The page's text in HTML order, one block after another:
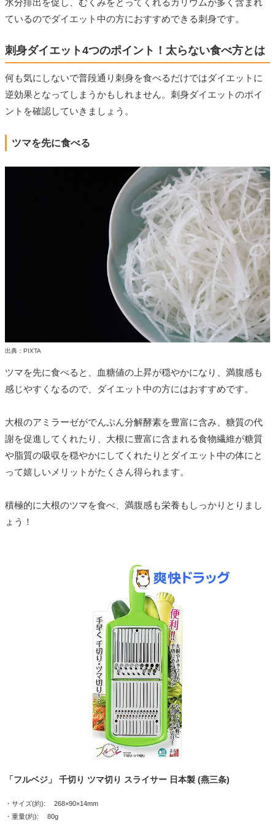
水分排出を促し、むくみをとってくれるカリウムが多く含まれ
ているのでダイエット中の方におすすめできる刺身です。
刺身ダイエット4つのポイント！太らない食べ方とは
何も気にしないで普段通り刺身を食べるだけではダイエットに
逆効果となってしまうかもしれません。刺身ダイエットのポイ
ントを確認していきましょう。
ツマを先に食べる
出典：PIXTA
ツマを先に食べると、血糖値の上昇が穏やかになり、満腹感も
感じやすくなるので、ダイエット中の方にはおすすめです。
大根のアミラーゼがでんぷん分解酵素を豊富に含み、糖質の代
謝を促進してくれたり、大根に豊富に含まれる食物繊維が糖質
や脂質の吸収を穏やかにしてくれたりとダイエット中の体にと
って嬉しいメリットがたくさん得られます。
積極的に大根のツマを食べ、満腹感も栄養もしっかりとりまし
ょう！
「フルベジ」 千切り ツマ切り スライサー 日本製 (燕三条)
・サイズ(約): 268×90×14mm
・重量(約): 80g